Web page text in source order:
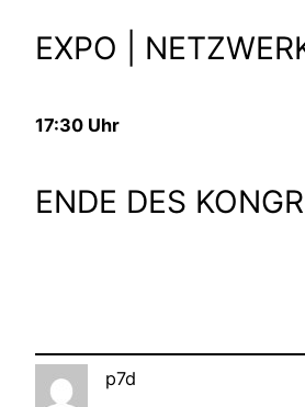
EXPO |
17:30 Uhr
ENDE DES
p7d